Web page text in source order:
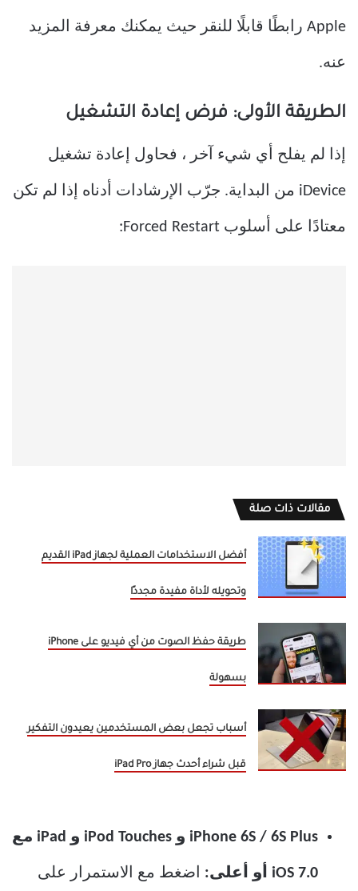
Apple رابطًا قابلًا للنقر حيث يمكنك معرفة المزيد
عنه.
الطريقة الأولى: فرض إعادة التشغيل
إذا لم يفلح أي شيء آخر ، فحاول إعادة تشغيل
iDevice من البداية. جرّب الإرشادات أدناه إذا لم تكن
معتادًا على أسلوب Forced Restart:
مقالات ذات صلة
أفضل الاستخدامات العملية لجهاز iPad القديم
وتحويله لأداة مفيدة مجددًا
طريقة حفظ الصوت من أي فيديو على iPhone
بسهولة
أسباب تجعل بعض المستخدمين يعيدون التفكير
قبل شراء أحدث جهاز iPad Pro
iPhone 6S / 6S Plus و iPod Touches و iPad مع
iOS 7.0 أو أعلى: اضغط مع الاستمرار على